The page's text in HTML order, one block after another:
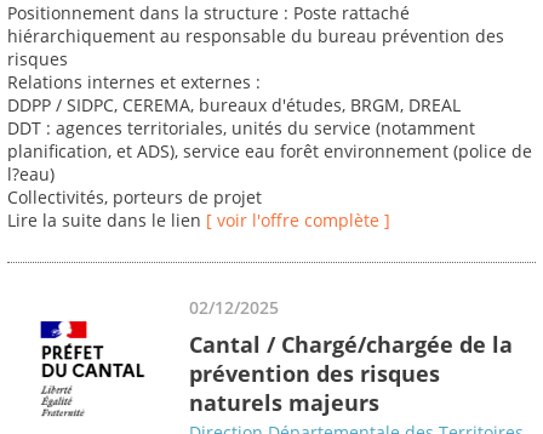
Positionnement dans la structure : Poste rattaché
hiérarchiquement au responsable du bureau prévention des
risques
Relations internes et externes :
DDPP / SIDPC, CEREMA, bureaux d'études, BRGM, DREAL
DDT : agences territoriales, unités du service (notamment
planification, et ADS), service eau forêt environnement (police de
l?eau)
Collectivités, porteurs de projet
Lire la suite dans le lien [ voir l'offre complète ]
02/12/2025
Cantal / Chargé/chargée de la
prévention des risques
naturels majeurs